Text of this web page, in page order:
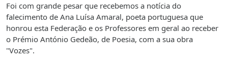
Foi com grande pesar que recebemos a notícia do
falecimento de Ana Luísa Amaral, poeta portuguesa que
honrou esta Federação e os Professores em geral ao receber
o Prémio António Gedeão, de Poesia, com a sua obra
"Vozes".